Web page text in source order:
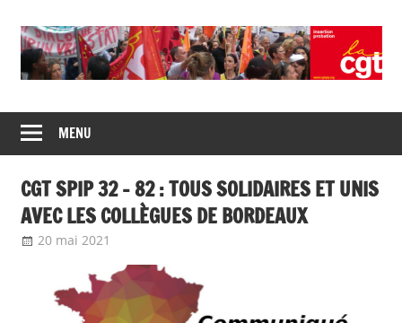
CGT
insertion
probation
de
syndicats
CGT
insertion
probation
MENU
CGT SPIP 32 – 82 : TOUS SOLIDAIRES ET UNIS
AVEC LES COLLÈGUES DE BORDEAUX
20 mai 2021